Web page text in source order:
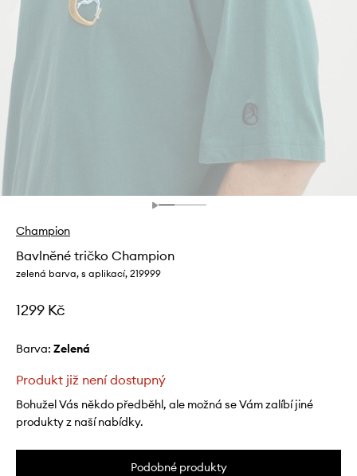
Champion
Bavlněné tričko Champion
zelená barva, s aplikací, 219999
1299 Kč
Barva: zelená
Produkt již není dostupný
Bohužel Vás někdo předběhl, ale možná se Vám zalíbí jiné
produkty z naší nabídky.
Podobné produkty